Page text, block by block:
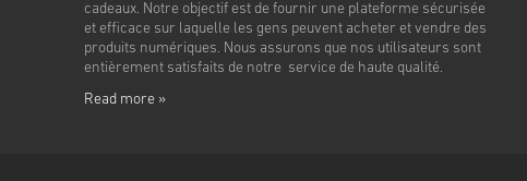
cadeaux. Notre objectif est de fournir une plateforme sécurisée
et efficace sur laquelle les gens peuvent acheter et vendre des
produits numériques. Nous assurons que nos utilisateurs sont
entièrement satisfaits de notre service de haute qualité.
Read more »